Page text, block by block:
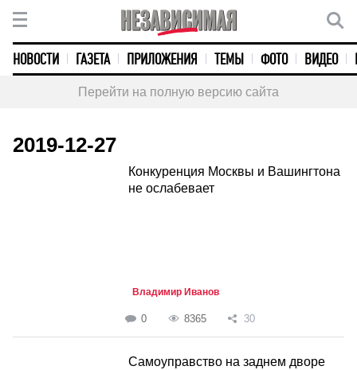
НОВОСТИ ГАЗЕТА ПРИЛОЖЕНИЯ ТЕМЫ ФОТО ВИДЕО
Перейти на полную версию сайта
2019-12-27
Конкуренция Москвы и Вашингтона
не ослабевает
Владимир Иванов
0 8365 30
Самоуправство на заднем дворе